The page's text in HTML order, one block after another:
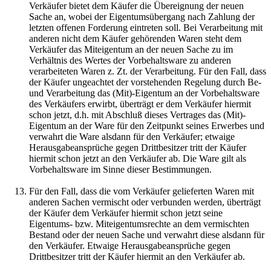
Verkäufer bietet dem Käufer die Übereignung der neuen
Sache an, wobei der Eigentumsübergang nach Zahlung der
letzten offenen Forderung eintreten soll. Bei Verarbeitung mit
anderen nicht dem Käufer gehörenden Waren steht dem
Verkäufer das Miteigentum an der neuen Sache zu im
Verhältnis des Wertes der Vorbehaltsware zu anderen
verarbeiteten Waren z. Zt. der Verarbeitung. Für den Fall, dass
der Käufer ungeachtet der vorstehenden Regelung durch Be-
und Verarbeitung das (Mit)-Eigentum an der Vorbehaltsware
des Verkäufers erwirbt, überträgt er dem Verkäufer hiermit
schon jetzt, d.h. mit Abschluß dieses Vertrages das (Mit)-
Eigentum an der Ware für den Zeitpunkt seines Erwerbes und
verwahrt die Ware alsdann für den Verkäufer; etwaige
Herausgabeansprüche gegen Drittbesitzer tritt der Käufer
hiermit schon jetzt an den Verkäufer ab. Die Ware gilt als
Vorbehaltsware im Sinne dieser Bestimmungen.
Für den Fall, dass die vom Verkäufer gelieferten Waren mit
anderen Sachen vermischt oder verbunden werden, überträgt
der Käufer dem Verkäufer hiermit schon jetzt seine
Eigentums- bzw. Miteigentumsrechte an dem vermischten
Bestand oder der neuen Sache und verwahrt diese alsdann für
den Verkäufer. Etwaige Herausgabeansprüche gegen
Drittbesitzer tritt der Käufer hiermit an den Verkäufer ab.